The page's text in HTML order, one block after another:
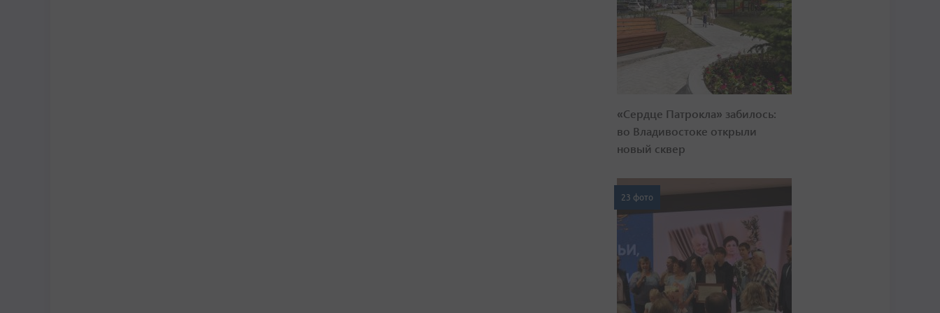
«Сердце Патрокла» забилось:
во Владивостоке открыли
новый сквер
23 фото